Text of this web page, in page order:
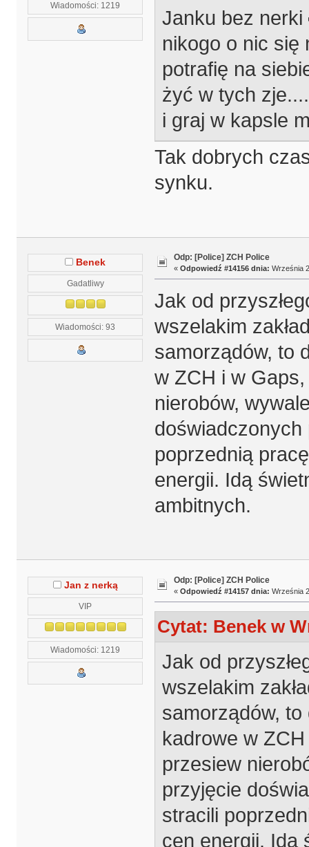
Wiadomości: 1219
Janku bez
nikogo o nic się
potrafię na
żyć w tych
i graj w kapsle
Tak dobrych
synku.
Benek
Gadatliwy
Wiadomości: 93
Odp: [Police] ZCH Police
« Odpowiedź #14156 dnia: Września
Jak od
wszelakim
samorządów, to
w ZCH i w
nierobów,
poprzednią
energii. Idą
ambitnych.
Jan z nerką
VIP
Wiadomości: 1219
Odp: [Police] ZCH Police
« Odpowiedź #14157 dnia: Września
Cytat: Benek w
Jak od
wszelakim
samorządów, to
kadrowe w
przesiew
przyjęcie
stracili
cen energii. Idą